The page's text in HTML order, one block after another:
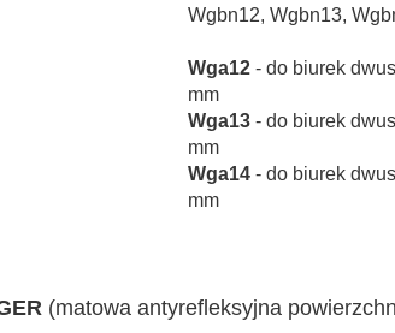
Wgbn12, Wgbn13,
Wga12 - do biurek
mm
Wga13 - do biurek
mm
Wga14 - do biurek
mm
(matowa antyrefleksyjna